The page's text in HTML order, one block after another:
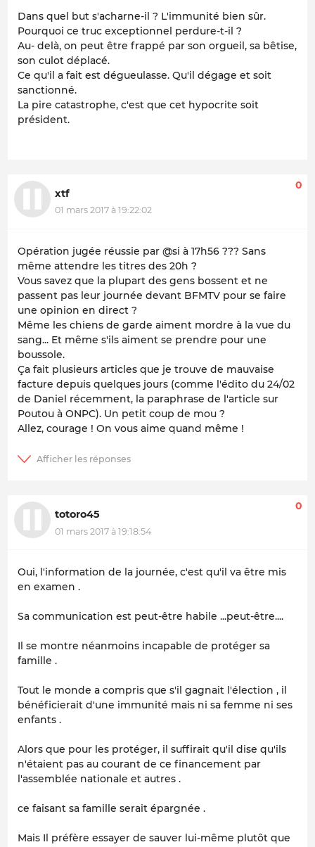
Dans quel but s'acharne-il ? L'immunité bien sûr.
Pourquoi ce truc exceptionnel perdure-t-il ?
Au- delà, on peut être frappé par son orgueil, sa bêtise,
son culot déplacé.
Ce qu'il a fait est dégueulasse. Qu'il dégage et soit
sanctionné.
La pire catastrophe, c'est que cet hypocrite soit
président.
xtf
01 mars 2017 à 19:22:02
0
Opération jugée réussie par @si à 17h56 ??? Sans
même attendre les titres des 20h ?
Vous savez que la plupart des gens bossent et ne
passent pas leur journée devant BFMTV pour se faire
une opinion en direct ?
Même les chiens de garde aiment mordre à la vue du
sang... Et même s'ils aiment se prendre pour une
boussole.
Ça fait plusieurs articles que je trouve de mauvaise
facture depuis quelques jours (comme l'édito du 24/02
de Daniel récemment, la paraphrase de l'article sur
Poutou à ONPC). Un petit coup de mou ?
Allez, courage ! On vous aime quand même !
totoro45
01 mars 2017 à 19:18:54
0
Oui, l'information de la journée, c'est qu'il va être mis
en examen .
Sa communication est peut-être habile ...peut-être....
Il se montre néanmoins incapable de protéger sa
famille .
Tout le monde a compris que s'il gagnait l'élection , il
bénéficierait d'une immunité mais ni sa femme ni ses
enfants .
Alors que pour les protéger, il suffirait qu'il dise qu'ils
n'étaient pas au courant de ce financement par
l'assemblée nationale et autres .
ce faisant sa famille serait épargnée .
Mais Il préfère essayer de sauver lui-même plutôt que